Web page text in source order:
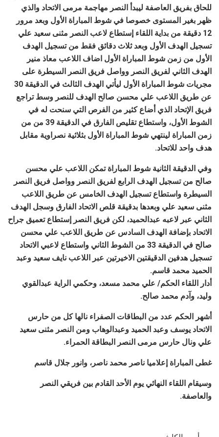
للحاق بفريق العاصفة ليبدأ النصر مهاجمة مرمى الاتحاد والذي
ظهر بغير المستوى خصوصا في شوط المباراة الأول وبعد مرور
12 دقيقة من بداية اللقاء إستطاع لاعب النصر مثنى سعيد علي
تسجيل الهدف الأول وبعد ثلاث دقائق فقط من تسجيل الهدف
الأول من زمن شوط المباراة الأول اضاف اللاعب معاذ منير
الهدف الثاني لفريق النصر وواصل فريق النصر السيطرة على
مجريات شوط المباراة الأول ليأتي الهدف الثالث في الدقيقة 30
عن طريق اللاعب علي محسن صالح الهدف للنصر وسط تراجع
فريق الإتحاد الذي أضاع كثير من الفرص التي سنحت له في
الشوط الأول، واستطاع تقليص الفارق في الدقيقة 39 من من
زمن المباراة لينتهي شوط المباراة الأول بثلاثية نصراوية مقابل
هدف واحد للاتحاد.
وفي الدقيقة الثانية شوط المباراة تمكن اللاعب علي محسن
صالح من تسجيل الهدف الرابع لفريق النصر وواصل فريق النصر
السيطرة واستطاع تسجيل الهدف الخامس عن طريق اللاعب
مثنى سعيد علي وبعدها بدقيقة قلص الاتحاد الفارق وسجل الهدف
الثاني عبر لاعبه عبدالحميد، لكن فريق النصر إستطاع تعميق جراح
الاتحاد بإضافة الهدف السادس عن طريق اللاعب علي محسن
صالح في الدقيقة 33 من الشوط الثاني واستطاع لاعبي الاتحاد
تسجيل هدفين الدقيقتين الاخيرتين عبر اللاعب نايف سعيد وعبد
الحميد محمد قاسم.
أدار اللقاء الحكم/ علي محمد مسعد، وحكمي الراية عبدالقوي
وليد، وآدم محمد صالح.
أشهر الحكم عدد من البطاقات الصفراء نالها كل من حارس
الاتحاد يوسف وعبد الحميد وعبدالوهاب ومن النصر مثنى سعيد
علي ونال حارس مرمى النصر البطاقة الحمراء.
غطى المباراة إعلاميا ناصر محمد ناصر، وانور جلال قاسم
وسيقام اللقاء النهائي يوم الأحد القادم بين فريقي النصر
والعاصفة.